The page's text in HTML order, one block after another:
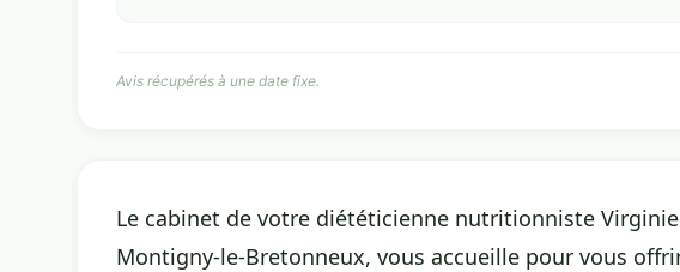
Avis récupérés à une date fixe.
Le cabinet de votre diététicienne nutritionniste
Montigny-le-Bretonneux, vous accueille pour vous